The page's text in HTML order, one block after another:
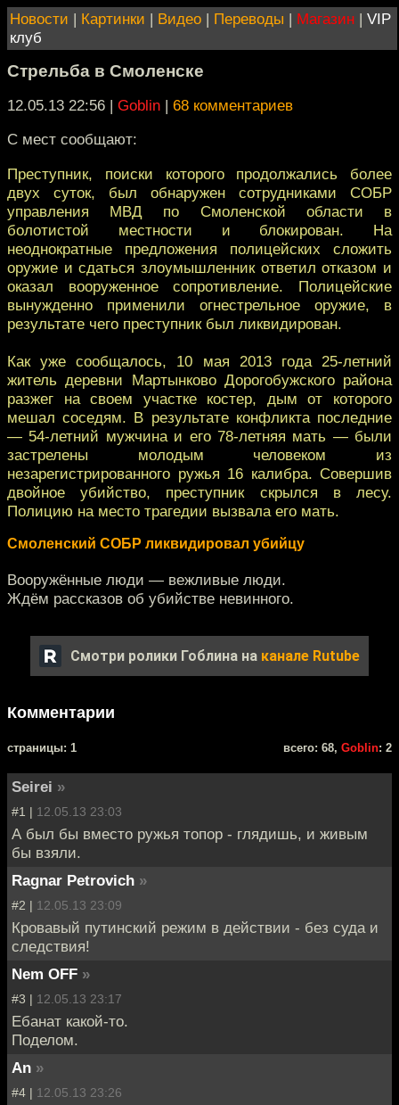
Новости | Картинки | Видео | Переводы | Магазин | VIP
клуб
Стрельба в Смоленске
12.05.13 22:56 | Goblin | 68 комментариев
С мест сообщают:
Преступник, поиски которого продолжались более
двух суток, был обнаружен сотрудниками СОБР
управления МВД по Смоленской области в
болотистой местности и блокирован. На
неоднократные предложения полицейских сложить
оружие и сдаться злоумышленник ответил отказом и
оказал вооруженное сопротивление. Полицейские
вынужденно применили огнестрельное оружие, в
результате чего преступник был ликвидирован.
Как уже сообщалось, 10 мая 2013 года 25-летний
житель деревни Мартынково Дорогобужского района
разжег на своем участке костер, дым от которого
мешал соседям. В результате конфликта последние
— 54-летний мужчина и его 78-летняя мать — были
застрелены молодым человеком из
незарегистрированного ружья 16 калибра. Совершив
двойное убийство, преступник скрылся в лесу.
Полицию на место трагедии вызвала его мать.
Смоленский СОБР ликвидировал убийцу
Вооружённые люди — вежливые люди.
Ждём рассказов об убийстве невинного.
Смотри ролики Гоблина на канале Rutube
Комментарии
cтраницы: 1 всего: 68, Goblin: 2
Seirei »
#1 | 12.05.13 23:03
А был бы вместо ружья топор - глядишь, и живым
бы взяли.
Ragnar Petrovich »
#2 | 12.05.13 23:09
Кровавый путинский режим в действии - без суда и
следствия!
Nem OFF »
#3 | 12.05.13 23:17
Ебанат какой-то.
Поделом.
An »
#4 | 12.05.13 23:26